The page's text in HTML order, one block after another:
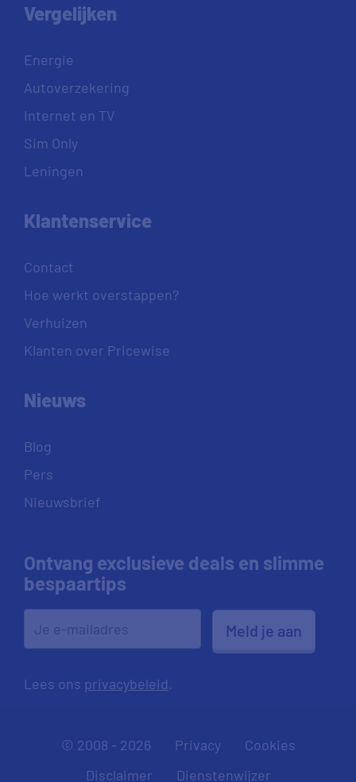
Vergelijken
Energie
Autoverzekering
Internet en TV
Sim Only
Leningen
Klantenservice
Contact
Hoe werkt overstappen?
Verhuizen
Klanten over Pricewise
Nieuws
Blog
Pers
Nieuwsbrief
Ontvang exclusieve deals en slimme
bespaartips
Meld je aan
Lees ons privacybeleid.
© 2008 - 2026 Privacy
Cookies
Disclaimer
Dienstenwijzer